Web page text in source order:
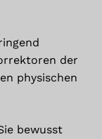
der
physischen
bewusst